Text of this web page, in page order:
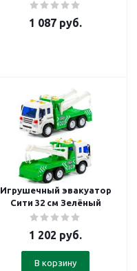
1 087 руб.
Игрушечный эвакуатор
Сити 32 см Зелёный
1 202 руб.
В корзину